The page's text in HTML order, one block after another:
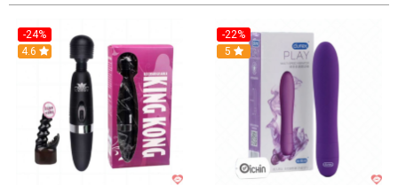
-24%
4.6
-22%
Hot
5